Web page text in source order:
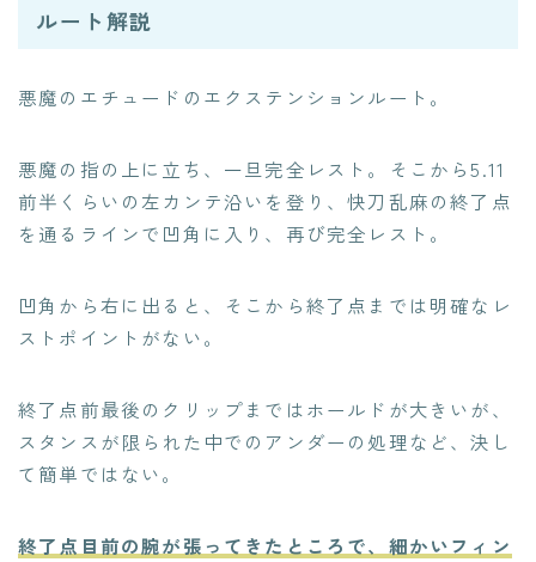
ルート解説
悪魔のエチュードのエクステンションルート。
悪魔の指の上に立ち、一旦完全レスト。そこから5.11
前半くらいの左カンテ沿いを登り、快刀乱麻の終了点
を通るラインで凹角に入り、再び完全レスト。
凹角から右に出ると、そこから終了点までは明確なレ
ストポイントがない。
終了点前最後のクリップまではホールドが大きいが、
スタンスが限られた中でのアンダーの処理など、決し
て簡単ではない。
終了点目前の腕が張ってきたところで、細かいフィン